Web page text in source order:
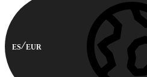
ES EUR